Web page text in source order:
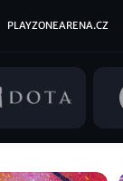
PLAYZONEARENA.CZ